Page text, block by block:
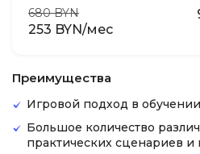
680 BYN
253 BYN/мес
Преимущества
Игровой подход в обучении
Большое количество
практических сценариев и